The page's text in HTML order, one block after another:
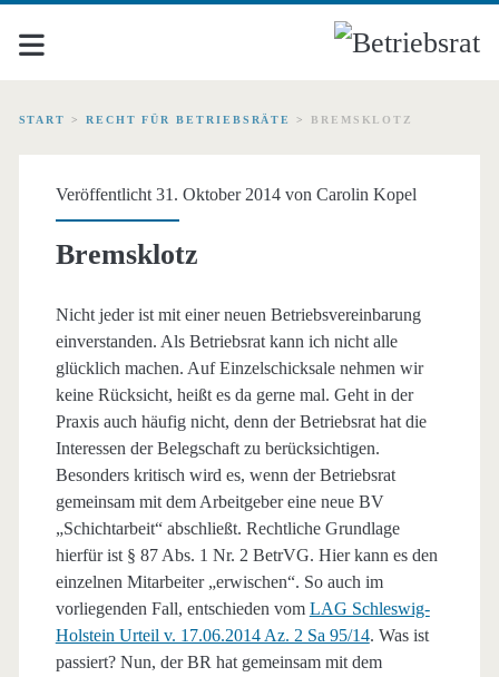
START > RECHT FÜR BETRIEBSRÄTE > BREMSKLOTZ
Veröffentlicht 31. Oktober 2014 von Carolin Kopel
Bremsklotz
Nicht jeder ist mit einer neuen Betriebsvereinbarung
einverstanden. Als Betriebsrat kann ich nicht alle
glücklich machen. Auf Einzelschicksale nehmen wir
keine Rücksicht, heißt es da gerne mal. Geht in der
Praxis auch häufig nicht, denn der Betriebsrat hat die
Interessen der Belegschaft zu berücksichtigen.
Besonders kritisch wird es, wenn der Betriebsrat
gemeinsam mit dem Arbeitgeber eine neue BV
„Schichtarbeit“ abschließt. Rechtliche Grundlage
hierfür ist § 87 Abs. 1 Nr. 2 BetrVG. Hier kann es den
einzelnen Mitarbeiter „erwischen“. So auch im
vorliegenden Fall, entschieden vom LAG Schleswig-
Holstein Urteil v. 17.06.2014 Az. 2 Sa 95/14. Was ist
passiert? Nun, der BR hat gemeinsam mit dem